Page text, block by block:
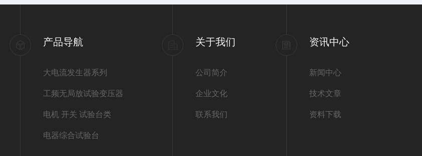
产品导航
大电流发生器系列
工频无局放试验变压器
电机 开关 试验台类
电器综合试验台
关于我们
公司简介
企业文化
联系我们
资讯中心
新闻中心
技术文章
资料下载